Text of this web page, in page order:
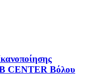
CENTER Βόλου